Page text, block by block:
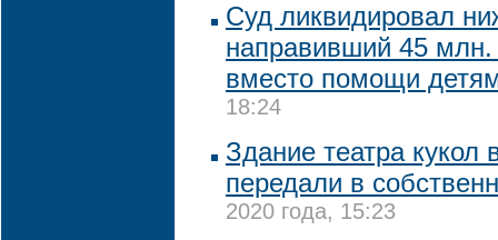
Суд ликвидировал
направивший 45
вместо помощи
18:24
Здание театра кукол
передали в
2020 года, 15:23